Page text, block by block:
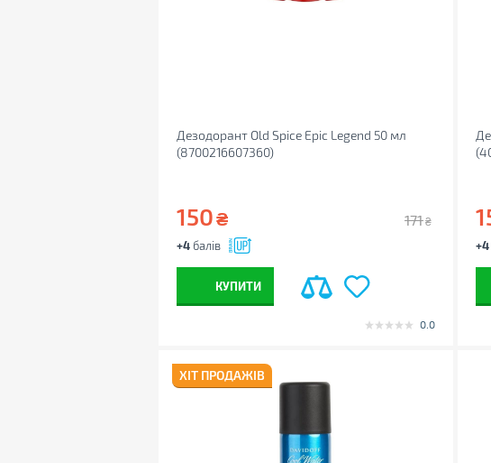
Дезодорант Old Spice Epic Legend 50 мл
(8700216607360)
150₴ 171 ₴
+4 балів
КУПИТИ
0.0
+4
ХІТ ПРОДАЖІВ